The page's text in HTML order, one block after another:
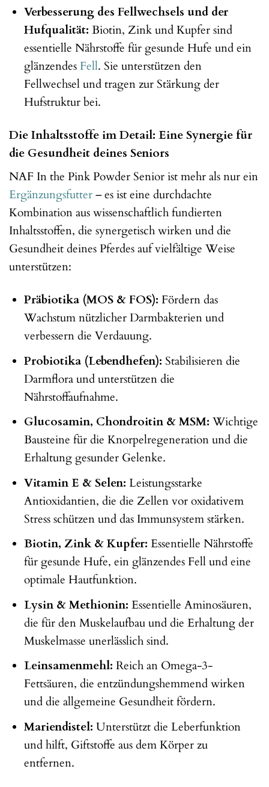
Verbesserung des Fellwechsels und der
Hufqualität: Biotin, Zink und Kupfer sind
essentielle Nährstoffe für gesunde Hufe und ein
glänzendes Fell. Sie unterstützen den
Fellwechsel und tragen zur Stärkung der
Hufstruktur bei.
Die Inhaltsstoffe im Detail: Eine Synergie für
die Gesundheit deines Seniors
NAF In the Pink Powder Senior ist mehr als nur ein
Ergänzungsfutter– es ist eine durchdachte
Kombination aus wissenschaftlich fundierten
Inhaltsstoffen, die synergetisch wirken und die
Gesundheit deines Pferdes auf vielfältige Weise
unterstützen:
Präbiotika (MOS & FOS): Fördern das
Wachstum nützlicher Darmbakterien und
verbessern die Verdauung.
Probiotika (Lebendhefen): Stabilisieren die
Darmflora und unterstützen die
Nährstoffaufnahme.
Glucosamin, Chondroitin & MSM: Wichtige
Bausteine für die Knorpelregeneration und die
Erhaltung gesunder Gelenke.
Vitamin E & Selen: Leistungsstarke
Antioxidantien, die die Zellen vor oxidativem
Stress schützen und das Immunsystem stärken.
Biotin, Zink & Kupfer: Essentielle Nährstoffe
für gesunde Hufe, ein glänzendes Fell und eine
optimale Hautfunktion.
Lysin & Methionin: Essentielle Aminosäuren,
die für den Muskelaufbau und die Erhaltung der
Muskelmasse unerlässlich sind.
Leinsamenmehl: Reich an Omega-3-
Fettsäuren, die entzündungshemmend wirken
und die allgemeine Gesundheit fördern.
Mariendistel: Unterstützt die Leberfunktion
und hilft, Giftstoffe aus dem Körper zu
entfernen.